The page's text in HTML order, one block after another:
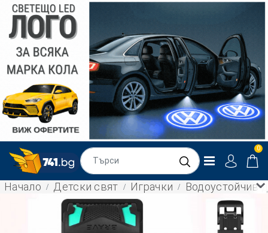
0
Начало Детски свят Играчки Водоустойчив